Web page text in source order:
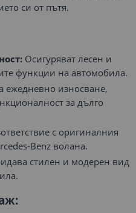
си от пътя.
Осигуряват лесен и
функции на автомобила.
ежедневно износване,
за дълго
с оригиналния
Benz волана.
стилен и модерен вид